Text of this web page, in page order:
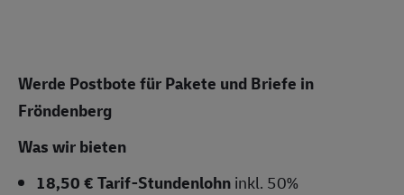
Werde Postbote für Pakete und Briefe in
Fröndenberg
Was wir bieten
18,50 € Tarif-Stundenlohninkl. 50%